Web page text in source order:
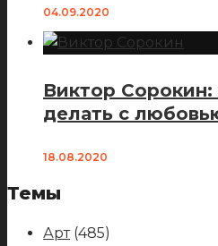
04.09.2020
Виктор
делать с
18.08.2020
Темы
Арт(485)